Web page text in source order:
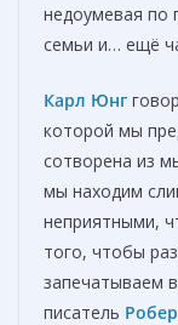
недоумевая по
семьи и… ещё
Карл Юнг
которой мы
сотворена из
мы находим
неприятными,
того, чтобы
запечатываем
писатель